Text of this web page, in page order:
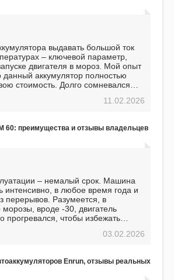
выдавать большой ток
– ключевой параметр,
двигателя в мороз. Мой опыт
данный аккумулятор полностью
стоимость. Долго сомневался
что это отличное вложение,11.02.2026
60: преимущества и отзывы владельцев
– немалый срок. Машина
интенсивно, в любое время года и
перерывов. Разумеется, в
морозы, вроде -30, двигатель
прогревался, чтобы избежать
не было ни единой поломки,
характеристикам, он даже
модель.
03.02.2026
Enrun, отзывы реальных